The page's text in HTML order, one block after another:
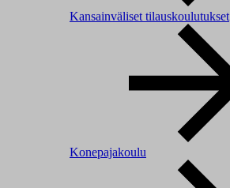
Kansainväliset tilauskoulutukset
Konepajakoulu